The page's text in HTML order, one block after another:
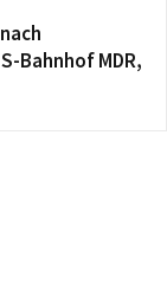
Bahnhof MDR,